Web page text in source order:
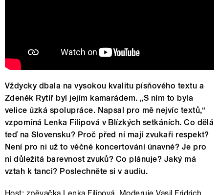
Vždycky dbala na vysokou kvalitu písňového textu a
Zdeněk Rytíř byl jejím kamarádem. „S ním to byla
velice úzká spolupráce. Napsal pro mě nejvíc textů,“
vzpomíná Lenka Filipová v Blízkých setkáních. Co dělá
teď na Slovensku? Proč před ní mají zvukaři respekt?
Není pro ni už to věčné koncertování únavné? Je pro
ní důležitá barevnost zvuků? Co plánuje? Jaký má
vztah k tanci? Poslechněte si v audiu.